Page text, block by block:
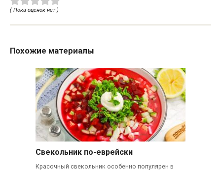
( Пока оценок нет )
Похожие материалы
Свекольник по-еврейски
Красочный свекольник особенно популярен в